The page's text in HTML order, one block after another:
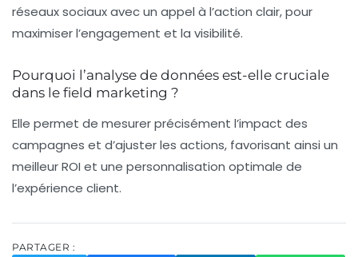
réseaux sociaux avec un appel à l’action clair, pour
maximiser l’engagement et la visibilité.
Pourquoi l’analyse de données est-elle cruciale
dans le field marketing ?
Elle permet de mesurer précisément l’impact des
campagnes et d’ajuster les actions, favorisant ainsi un
meilleur ROI et une personnalisation optimale de
l’expérience client.
PARTAGER :